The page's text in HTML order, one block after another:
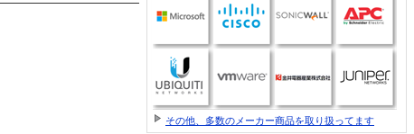
その他、多数のメーカー商品を取り扱ってます